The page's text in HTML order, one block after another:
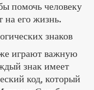
помочь человеку
на его жизнь.
знаков
играют важную
знак имеет
код, который